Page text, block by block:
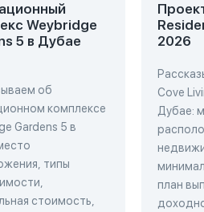
Weybridge
5 в Дубае
об
комплексе
Gardens 5 в
типы
стоимость,
2026
Cove
Дубае:
план